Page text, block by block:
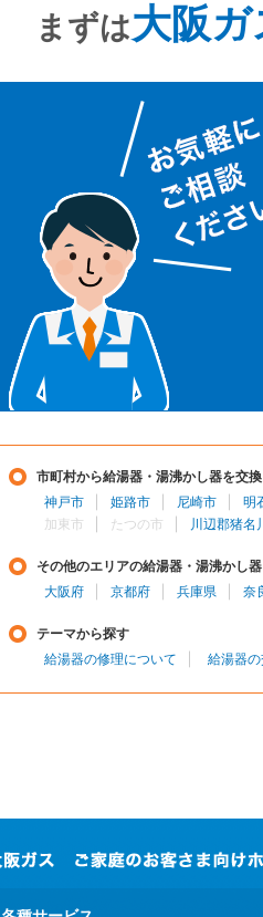
まずは大阪
市町村から給湯器・湯沸かし器を交
神戸市
姫路市 尼崎市
明
加東市
たつの市 川辺郡猪名
その他のエリアの給湯器・湯沸かし
大阪府
京都府 兵庫県 奈
テーマから探す
給湯器の修理について
給湯器